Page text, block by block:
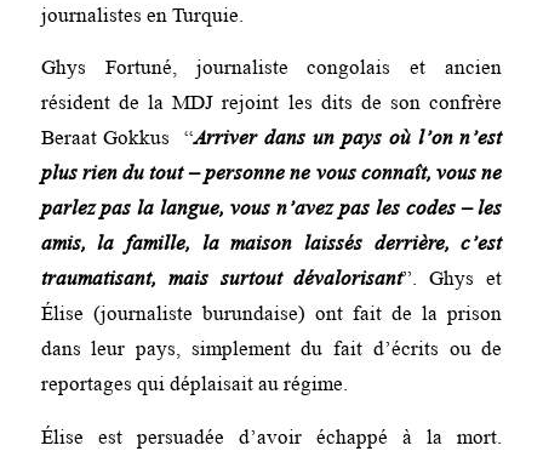
journalistes en Turquie.
Ghys Fortuné, journaliste congolais et ancien
résident de la MDJ rejoint les dits de son confrère
Beraat Gokkus “Arriver dans un pays où l’on n’est
plus rien du tout – personne ne vous connaît, vous ne
parlez pas la langue, vous n’avez pas les codes – les
amis, la famille, la maison laissés derrière, c’est
traumatisant, mais surtout dévalorisant”. Ghys et
Élise (journaliste burundaise) ont fait de la prison
dans leur pays, simplement du fait d’écrits ou de
reportages qui déplaisait au régime.
Élise est persuadée d’avoir échappé à la mort.